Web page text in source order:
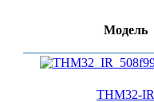
Модель
THM32-IR